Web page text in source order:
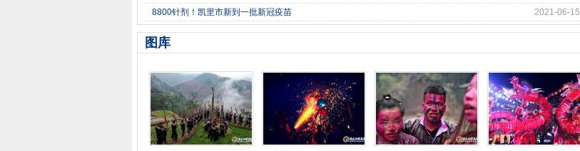
2021-06-15
8800针剂！凯里市新到一批新冠疫苗
图库